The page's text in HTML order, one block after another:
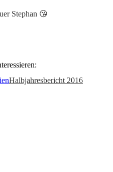
Stephan 😘
Halbjahresbericht 2016